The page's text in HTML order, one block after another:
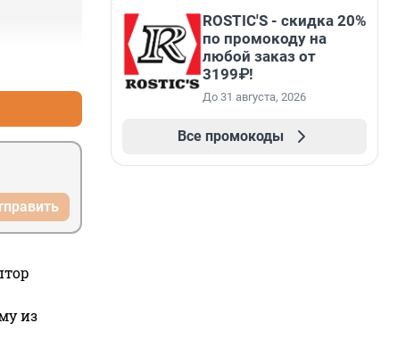
из
ROSTIC'S - скидка 20%
по промокоду на
любой заказ от
3199₽!
До 31 августа, 2026
Все промокоды